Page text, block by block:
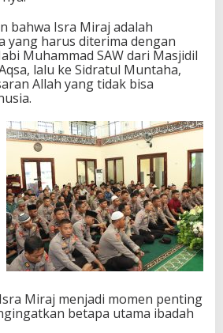
bahwa Isra Miraj adalah
yang harus diterima dengan
Muhammad SAW dari Masjidil
lalu ke Sidratul Muntaha,
Allah yang tidak bisa
Miraj menjadi momen penting
betapa utama ibadah